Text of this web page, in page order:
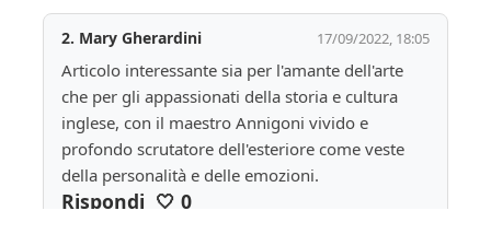
2. Mary Gherardini 17/09/2022, 18:05
Articolo interessante sia per l'amante dell'arte
che per gli appassionati della storia e cultura
inglese, con il maestro Annigoni vivido e
profondo scrutatore dell'esteriore come veste
della personalità e delle emozioni.
Rispondi 🤍 0